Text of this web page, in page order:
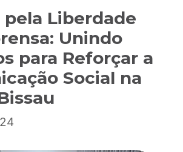
pela Liberdade
Unindo
para Reforçar a
Social na